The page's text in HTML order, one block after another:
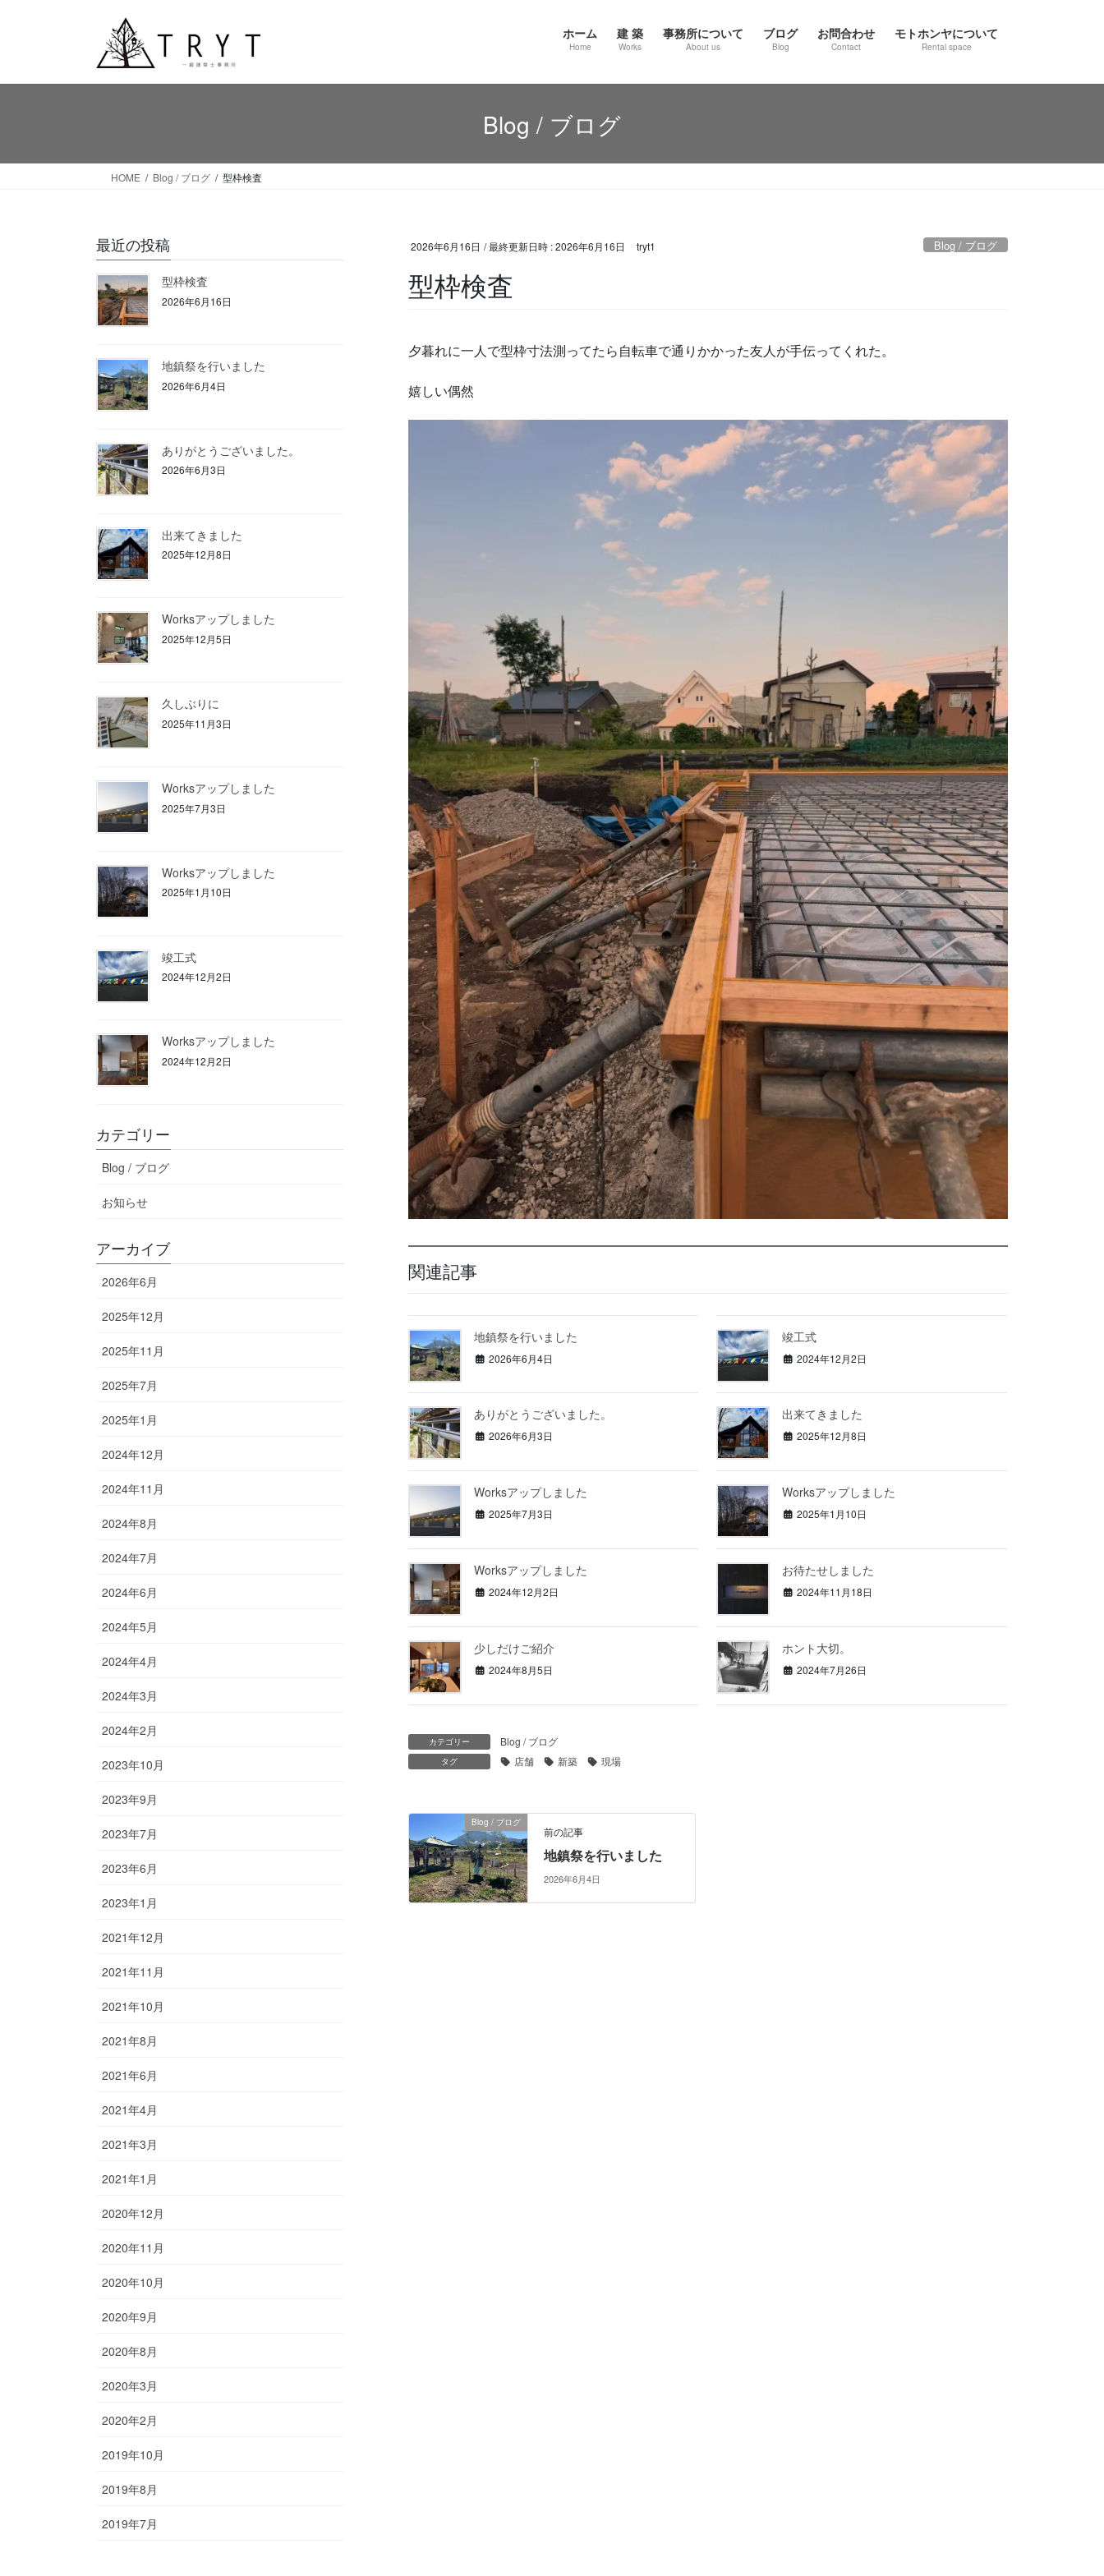
ツ
ッ
シ
移
ホーム
Home
建 築
Works
事務所について
About us
ブログ
Blog
お問合わせ
Contact
モトホンヤについて
Rental space
Blog / ブログ
HOME Blog / ブログ 型枠検査
2026年6月16日 / 最終更新日時 :2026年6月16日 tryt1 Blog / ブログ
型枠検査
夕暮れに一人で型枠寸法測ってたら自転車で通りかかった友人が手伝ってくれた。
嬉しい偶然
関連記事
地鎮祭を行いました
2026年6月4日
竣工式
2024年12月2日
ありがとうございました。
2026年6月3日
出来てきました
2025年12月8日
Worksアップしました
2025年7月3日
Worksアップしました
2025年1月10日
Worksアップしました
2024年12月2日
お待たせしました
2024年11月18日
少しだけご紹介
2024年8月5日
ホント大切。
2024年7月26日
カテゴリー Blog / ブログ
タグ 店舗 新築 現場
Blog / ブログ
前の記事
地鎮祭を行いました
2026年6月4日
最近の投稿
型枠検査
2026年6月16日
地鎮祭を行いました
2026年6月4日
ありがとうございました。
2026年6月3日
出来てきました
2025年12月8日
Worksアップしました
2025年12月5日
久しぶりに
2025年11月3日
Worksアップしました
2025年7月3日
Worksアップしました
2025年1月10日
竣工式
2024年12月2日
Worksアップしました
2024年12月2日
カテゴリー
Blog / ブログ
お知らせ
アーカイブ
2026年6月
2025年12月
2025年11月
2025年7月
2025年1月
2024年12月
2024年11月
2024年8月
2024年7月
2024年6月
2024年5月
2024年4月
2024年3月
2024年2月
2023年10月
2023年9月
2023年7月
2023年6月
2023年1月
2021年12月
2021年11月
2021年10月
2021年8月
2021年6月
2021年4月
2021年3月
2021年1月
2020年12月
2020年11月
2020年10月
2020年9月
2020年8月
2020年3月
2020年2月
2019年10月
2019年8月
2019年7月